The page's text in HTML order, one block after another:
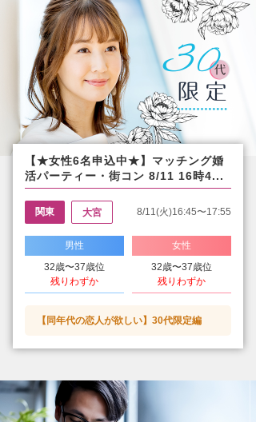
【★女性6名申込中★】マッチング婚
活パーティー・街コン 8/11 16時4...
関東 大宮 8/11(火)16:45〜17:55
男性
32歳〜37歳位
残りわずか
女性
32歳〜37歳位
残りわずか
【同年代の恋人が欲しい】30代限定編